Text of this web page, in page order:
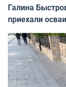
Галина
приехали